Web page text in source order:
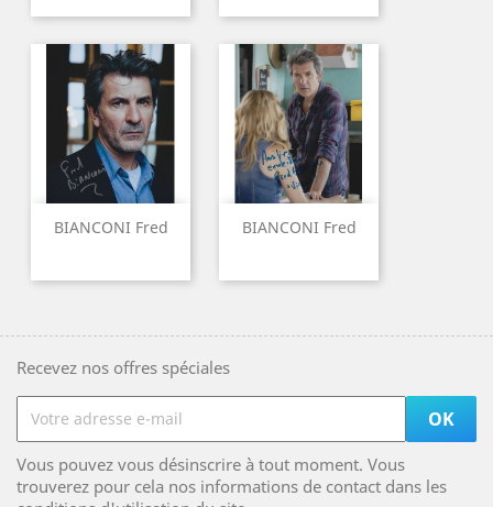
BIANCONI Fred BIANCONI Fred
Recevez nos offres spéciales
Vous pouvez vous désinscrire à tout moment. Vous
trouverez pour cela nos informations de contact dans les